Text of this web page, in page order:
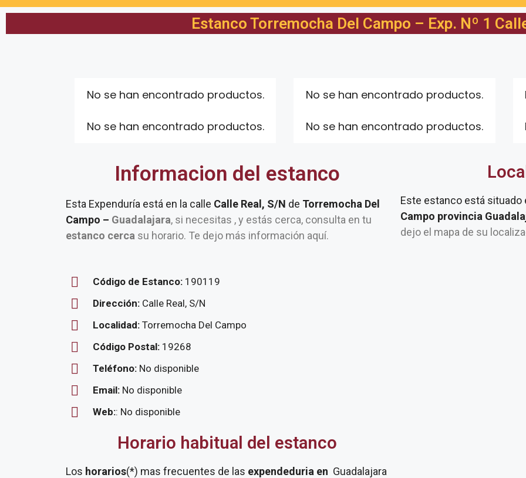
Estanco Torremocha Del Campo – Exp. Nº 1
No se han encontrado productos.
No se han encontrado productos.
No se han encontrado productos.
No se han encontrado productos.
Informacion del estanco
Esta Expenduría está en la calle Calle Real, S/N de Torremocha Del
Campo – Guadalajara, si necesitas , y estás cerca, consulta en tu
estanco cerca su horario. Te dejo más información aquí.
Código de Estanco: 190119
Dirección: Calle Real, S/N
Localidad: Torremocha Del Campo
Código Postal: 19268
Teléfono: No disponible
Email: No disponible
Web:: No disponible
Horario habitual del estanco
Los horarios(*) mas frecuentes de las expendeduria en Guadalajara
Este estanco está situado
Campo provincia
dejo el mapa de su